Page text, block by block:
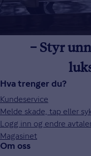
– Styr
Hva trenger du?
Kundeservice
Melde skade, tap eller
Logg inn og endre
Magasinet
Om oss